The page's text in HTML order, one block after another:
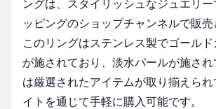
ングは、スタイリッシュなジュエリ
ッピングのショップチャンネルで販売
このリングはステンレス製でゴール
が施されており、淡水パールが施さ
は厳選されたアイテムが取り揃えら
イトを通じて手軽に購入可能です。